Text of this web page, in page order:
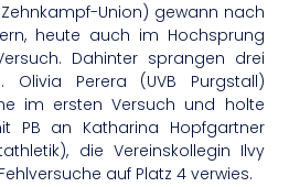
Union) gewann nach
heute auch im Hochsprung
Dahinter sprangen drei
Olivia Perera (UVB Purgstall)
im ersten Versuch und holte
PB an Katharina Hopfgartner
die Vereinskollegin Ilvy
auf Platz 4 verwies.